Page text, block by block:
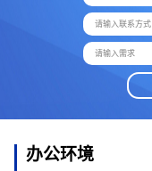
请输入联系方式
请输入需求
办公环境